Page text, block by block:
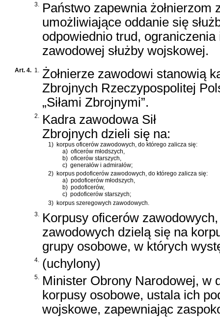
3.
Państwo zapewnia
umożliwiające oddanie się
odpowiednio trud,
zawodowej służby wojskowej.
Art. 4. 1.
Żołnierze zawodowi stanowią
Zbrojnych Rzeczypospolitej
„Siłami Zbrojnymi”.
2.
Kadra zawodowa Sił
Zbrojnych dzieli się na:
1) korpus oficerów zawodowych, do którego zalicza się:
a) oficerów młodszych,
b) oficerów starszych,
c) generałów i admirałów;
2) korpus podoficerów zawodowych, do którego zalicza się:
a) podoficerów młodszych,
b) podoficerów,
c) podoficerów starszych;
3) korpus szeregowych zawodowych.
3. Korpusy oficerów
zawodowych dzielą się na
grupy osobowe, w których
4. (uchylony)
5. Minister Obrony Narodowej, w
korpusy osobowe, ustala ich
wojskowe, zapewniając